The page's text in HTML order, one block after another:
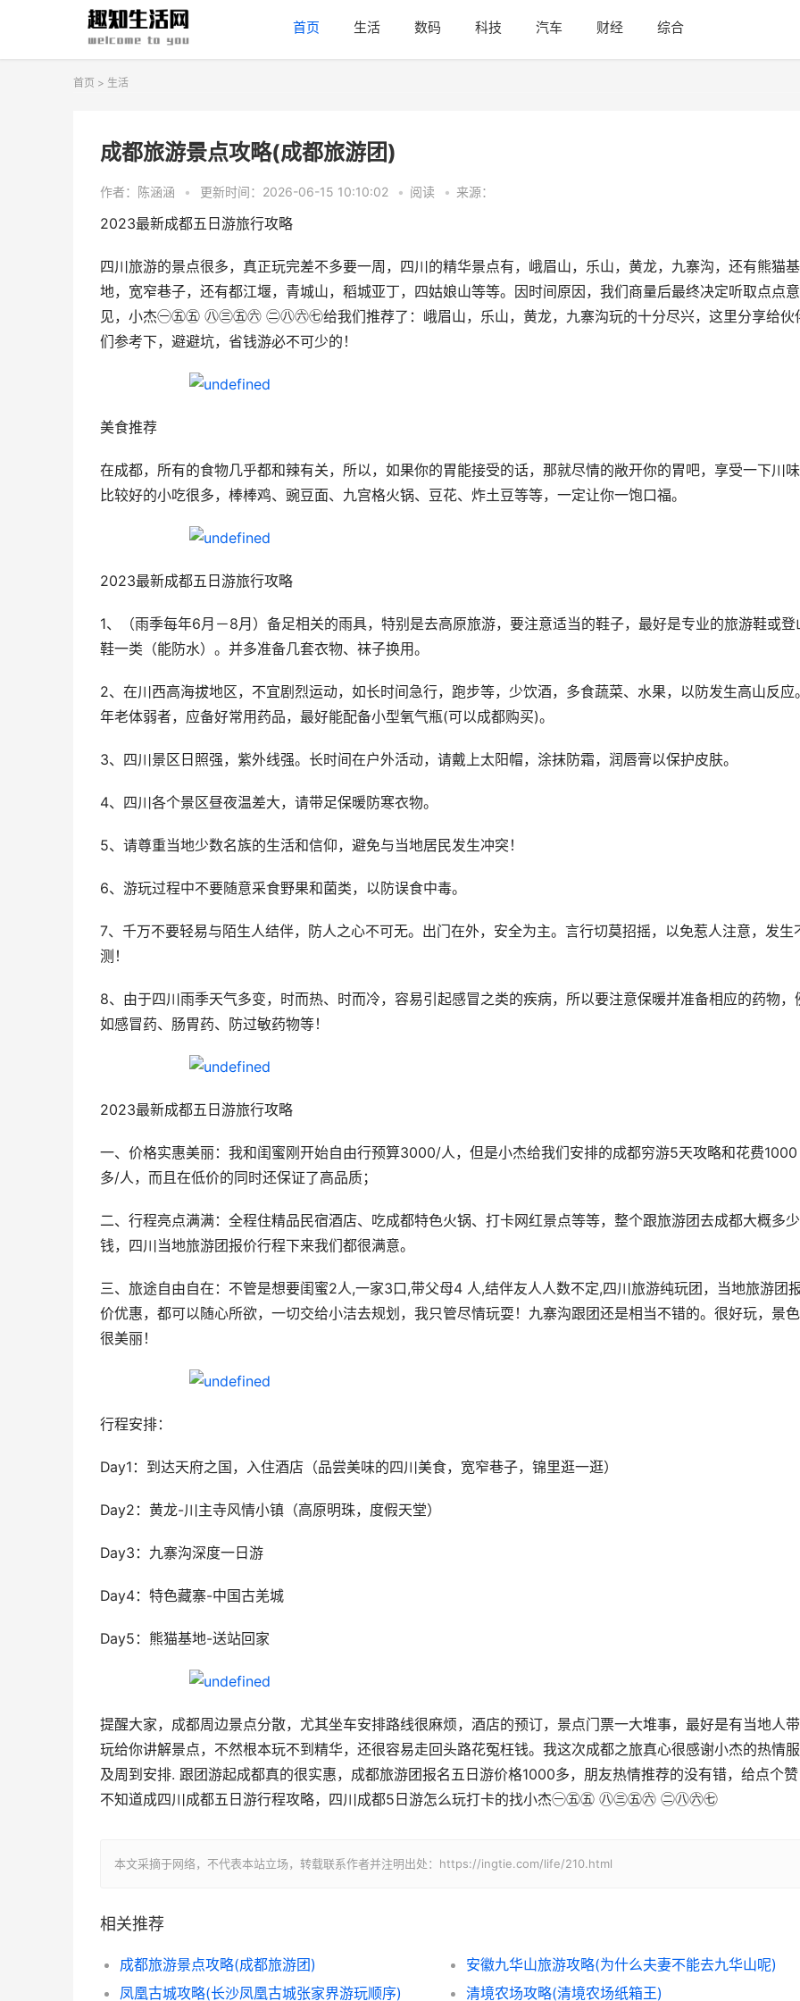
首页 生活 数码 科技 汽车 财经 综合
首页 > 生活
成都旅游景点攻略(成都旅游团)
作者：陈涵涵 • 更新时间：2026-06-15 10:10:02 • 阅读 • 来源：
2023最新成都五日游旅行攻略
四川旅游的景点很多，真正玩完差不多要一周，四川的精华景点有，峨眉山，乐山，黄龙，九寨沟，还有熊猫基
地，宽窄巷子，还有都江堰，青城山，稻城亚丁，四姑娘山等等。因时间原因，我们商量后最终决定听取点点意
见，小杰㊀㊄㊄ ㊇㊂㊄㊅ ㊁㊇㊅㊆给我们推荐了：峨眉山，乐山，黄龙，九寨沟玩的十分尽兴，这里分享给伙
们参考下，避避坑，省钱游必不可少的！
美食推荐
在成都，所有的食物几乎都和辣有关，所以，如果你的胃能接受的话，那就尽情的敞开你的胃吧，享受一下川
比较好的小吃很多，棒棒鸡、豌豆面、九宫格火锅、豆花、炸土豆等等，一定让你一饱口福。
2023最新成都五日游旅行攻略
1、（雨季每年6月－8月）备足相关的雨具，特别是去高原旅游，要注意适当的鞋子，最好是专业的旅游鞋或登
鞋一类（能防水）。并多准备几套衣物、袜子换用。
2、在川西高海拔地区，不宜剧烈运动，如长时间急行，跑步等，少饮酒，多食蔬菜、水果，以防发生高山反应
年老体弱者，应备好常用药品，最好能配备小型氧气瓶(可以成都购买)。
3、四川景区日照强，紫外线强。长时间在户外活动，请戴上太阳帽，涂抹防霜，润唇膏以保护皮肤。
4、四川各个景区昼夜温差大，请带足保暖防寒衣物。
5、请尊重当地少数名族的生活和信仰，避免与当地居民发生冲突！
6、游玩过程中不要随意采食野果和菌类，以防误食中毒。
7、千万不要轻易与陌生人结伴，防人之心不可无。出门在外，安全为主。言行切莫招摇，以免惹人注意，发生
测！
8、由于四川雨季天气多变，时而热、时而冷，容易引起感冒之类的疾病，所以要注意保暖并准备相应的药物，
如感冒药、肠胃药、防过敏药物等！
2023最新成都五日游旅行攻略
一、价格实惠美丽：我和闺蜜刚开始自由行预算3000/人，但是小杰给我们安排的成都穷游5天攻略和花费1000
多/人，而且在低价的同时还保证了高品质；
二、行程亮点满满：全程住精品民宿酒店、吃成都特色火锅、打卡网红景点等等，整个跟旅游团去成都大概多少
钱，四川当地旅游团报价行程下来我们都很满意。
三、旅途自由自在：不管是想要闺蜜2人,一家3口,带父母4 人,结伴友人人数不定,四川旅游纯玩团，当地旅游团
价优惠，都可以随心所欲，一切交给小洁去规划，我只管尽情玩耍！九寨沟跟团还是相当不错的。很好玩，景
很美丽！
行程安排：
Day1：到达天府之国，入住酒店（品尝美味的四川美食，宽窄巷子，锦里逛一逛）
Day2：黄龙-川主寺风情小镇（高原明珠，度假天堂）
Day3：九寨沟深度一日游
Day4：特色藏寨-中国古羌城
Day5：熊猫基地-送站回家
提醒大家，成都周边景点分散，尤其坐车安排路线很麻烦，酒店的预订，景点门票一大堆事，最好是有当地人
玩给你讲解景点，不然根本玩不到精华，还很容易走回头路花冤枉钱。我这次成都之旅真心很感谢小杰的热情
及周到安排. 跟团游起成都真的很实惠，成都旅游团报名五日游价格1000多，朋友热情推荐的没有错，给点个
不知道成四川成都五日游行程攻略，四川成都5日游怎么玩打卡的找小杰㊀㊄㊄ ㊇㊂㊄㊅ ㊁㊇㊅㊆
本文采摘于网络，不代表本站立场，转载联系作者并注明出处：https://ingtie.com/life/210.html
相关推荐
成都旅游景点攻略(成都旅游团)
安徽九华山旅游攻略(为什么夫妻不能去九华山呢)
凤凰古城攻略(长沙凤凰古城张家界游玩顺序)
清境农场攻略(清境农场纸箱王)